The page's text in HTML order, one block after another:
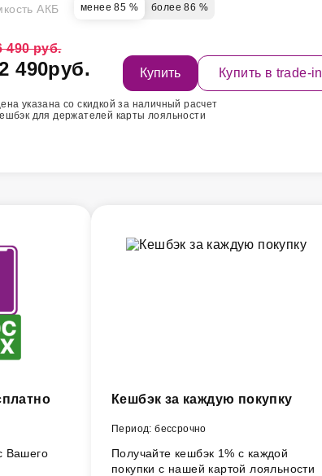
АКБ менее 85 % более 86 %
490руб.
490 руб.
указана со скидкой за наличный расчет
для держателей карты лояльности
Купить Купить в trade-in
Вашего
Кешбэк за каждую покупку
Период: бессрочно
Получайте кешбэк 1% с каждой
покупки с нашей картой лояльности